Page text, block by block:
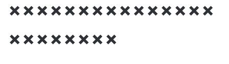
×××××××××××××××
××××××××